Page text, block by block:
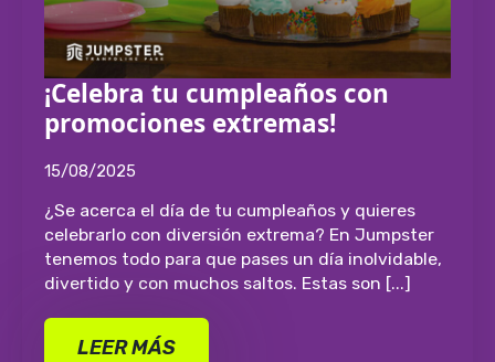
¡Celebra tu cumpleaños con
promociones extremas!
15/08/2025
¿Se acerca el día de tu cumpleaños y quieres
celebrarlo con diversión extrema? En Jumpster
tenemos todo para que pases un día inolvidable,
divertido y con muchos saltos. Estas son [...]
LEER MÁS